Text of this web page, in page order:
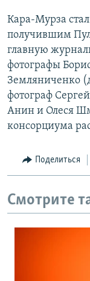
Кара-Мурза
получившим
главную
фотографы
Земляниченко
фотограф
Анин и Олеся
консорциума
Поделиться
Смотрите